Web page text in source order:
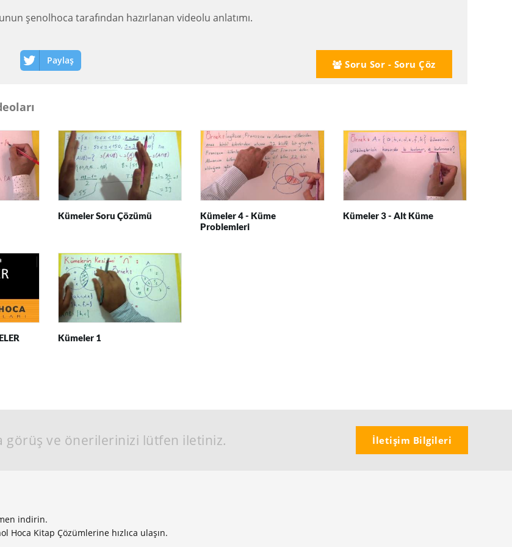
şenolhoca tarafından hazırlanan videolu anlatımı.
Paylaş Soru Sor - Soru Çöz
Kümeler Soru Çözümü
Kümeler 4 - Küme
Problemleri
Kümeler 3 - Alt Küme
Kümeler 1
görüş ve önerilerinizi lütfen iletiniz. İletişim Bilgileri
indirin.
Hoca Kitap Çözümlerine hızlıca ulaşın.